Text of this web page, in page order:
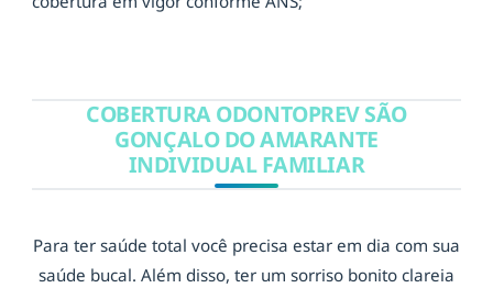
COBERTURA ODONTOPREV SÃO
GONÇALO DO AMARANTE
INDIVIDUAL FAMILIAR
Para ter saúde total você precisa estar em dia com sua
saúde bucal. Além disso, ter um sorriso bonito clareia